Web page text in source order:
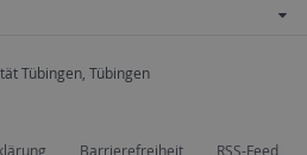
Tübingen, Tübingen
Barrierefreiheit RSS-Feed